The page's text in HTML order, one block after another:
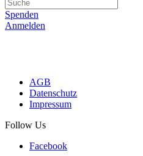
Spenden
Anmelden
AGB
Datenschutz
Impressum
Follow Us
Facebook